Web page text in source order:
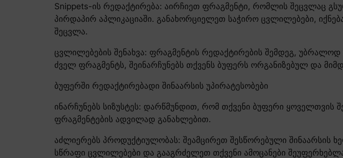
Snippets-ის რედაქტირება: აირჩიეთ ფრაგმენტი, რომლის შეცვლაც
პირდაპირ აპლიკაციაში. განახორციელეთ საჭირო ცვლილებები,
შეცვლა.
ცვლილებების შენახვა: ფრაგმენტის რედაქტირების შემდეგ,
ძველ ფრაგმენტს, შეინარჩუნებს თქვენს ბუფერს ორგანიზებულ და
ბუფერში რედაქტირებადი შინაარსის უპირატესობები
ინარჩუნებს სიზუსტეს: დარწმუნდით, რომ თქვენი ბუფერი ყოველთვის
ფრაგმენტების ადვილად განახლებით.
აძლიერებს პროდუქტიულობას: შეამცირეთ შესწორებული შინაარსის
სწრაფი ცვლილებები და გააგრძელეთ თქვენი ამოცანები